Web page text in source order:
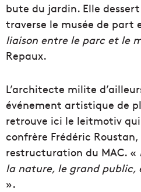
bute du jardin. Elle
traverse le musée de part
liaison entre le parc et le
Repaux.
L’architecte milite
événement artistique de
retrouve ici le leitmotiv qui
confrère Frédéric
restructuration du MAC. «
la nature, le grand public,
».